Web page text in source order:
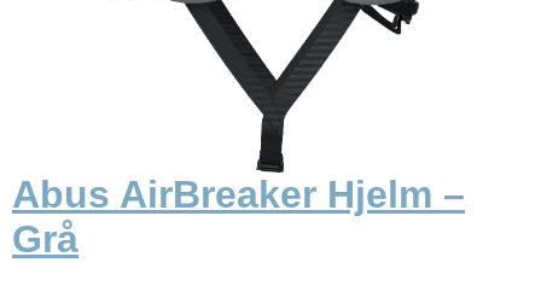
Abus AirBreaker Hjelm –
Grå